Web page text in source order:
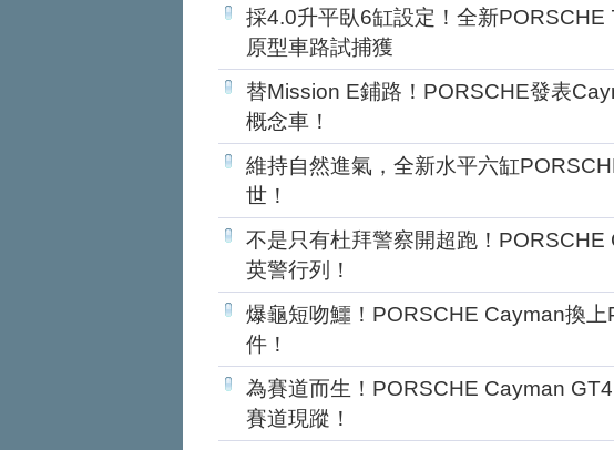
採4.0升平臥6缸設定！全新PORSCHE
原型車路試捕獲
替Mission E鋪路！PORSCHE發表
概念車！
維持自然進氣，全新水平六缸
世！
不是只有杜拜警察開超跑！PORSCHE
英警行列！
爆龜短吻鱷！PORSCHE Cayman換上
件！
為賽道而生！PORSCHE Cayman
賽道現蹤！